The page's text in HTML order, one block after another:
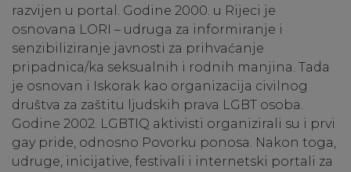
razvijen u portal. Godine 2000. u Rijeci je
osnovana LORI – udruga za informiranje i
senzibiliziranje javnosti za prihvaćanje
pripadnica/ka seksualnih i rodnih manjina. Tada
je osnovan i Iskorak kao organizacija civilnog
društva za zaštitu ljudskih prava LGBT osoba.
Godine 2002. LGBTIQ aktivisti organizirali su i prvi
gay pride, odnosno Povorku ponosa. Nakon toga,
udruge, inicijative, festivali i internetski portali za